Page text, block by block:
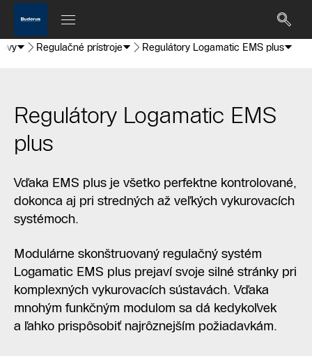
Regulačné prístroje Regulátory Logamatic EMS plus
Regulátory Logamatic EMS
plus
Vďaka EMS plus je všetko perfektne kontrolované,
dokonca aj pri stredných až veľkých vykurovacích
systémoch.
Modulárne skonštruovaný regulačný systém
Logamatic EMS plus prejaví svoje silné stránky pri
komplexných vykurovacích sústavách. Vďaka
mnohým funkčným modulom sa dá kedykoľvek
a ľahko prispôsobiť najrôznejším požiadavkám.